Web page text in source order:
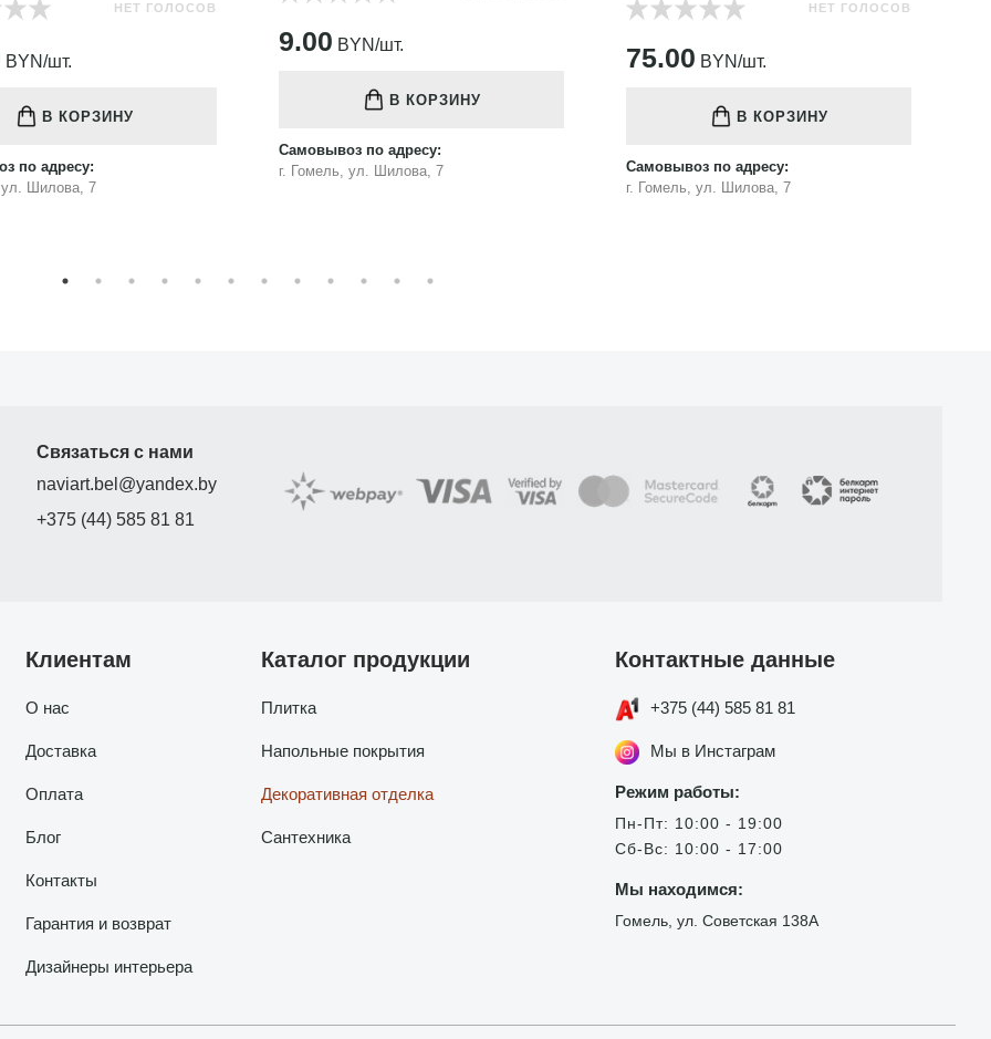
шт.
ул. Шилова, 7
75.00
Самовывоз по адресу:
НЕТ ГОЛОСОВ
121.00BYN/шт.
В КОРЗИНУ
Самовывоз по адресу:
г. Гомель, ул. Шилова, 7
Связаться с нами
naviart.bel@yandex.by
+375 (44) 585 81 81
Клиентам
О нас
Доставка
Оплата
Блог
Контакты
Гарантия и возврат
Дизайнеры интерьера
Каталог продукции
Плитка
Напольные покрытия
Декоративная отделка
Сантехника
Контактные данные
+375 (44) 585 81 81
Мы в Инстаграм
Режим работы:
Пн-Пт: 10:00 - 19:00
Сб-Вс: 10:00 - 17:00
Мы находимся:
Гомель, ул. Советская 138А